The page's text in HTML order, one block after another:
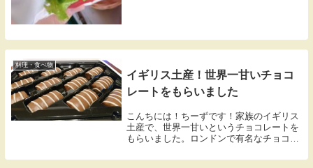
料理・食べ物
イギリス土産！世界一甘いチョコ
レートをもらいました
こんちには！ちーずです！家族のイギリス
土産で、世界一甘いというチョコレートを
もらいました。ロンドンで有名なチョコレ
もう要らない・・・状態だったとかなんと